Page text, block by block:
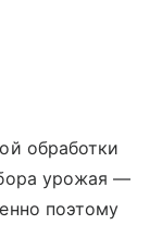
обработки
урожая —
поэтому